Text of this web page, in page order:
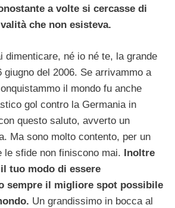
a volte si cercasse di
che non esisteva.
dimenticare, né io né te, la grande
giugno del 2006. Se arrivammo a
il mondo fu anche
gol contro la Germania in
questo saluto, avverto un
Ma sono molto contento, per un
le sfide non finiscono mai. Inoltre
tuo modo di essere
sempre il migliore spot possibile
Un grandissimo in bocca al